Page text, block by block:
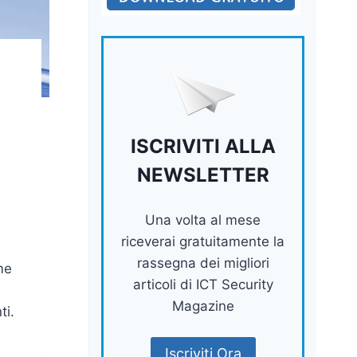
ISCRIVITI ALLA
NEWSLETTER
Una volta al mese
riceverai gratuitamente la
rassegna dei migliori
articoli di ICT Security
Magazine
Iscriviti Ora